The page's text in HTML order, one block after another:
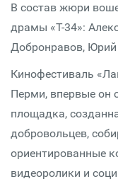
В состав жюри
драмы «Т-34»:
Добронравов, Юрий
Кинофестиваль
Перми, впервые он
площадка,
добровольцев,
ориентированные
видеоролики и